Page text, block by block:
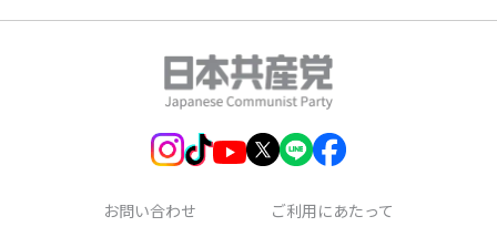
お問い合わせ
ご利用にあたって